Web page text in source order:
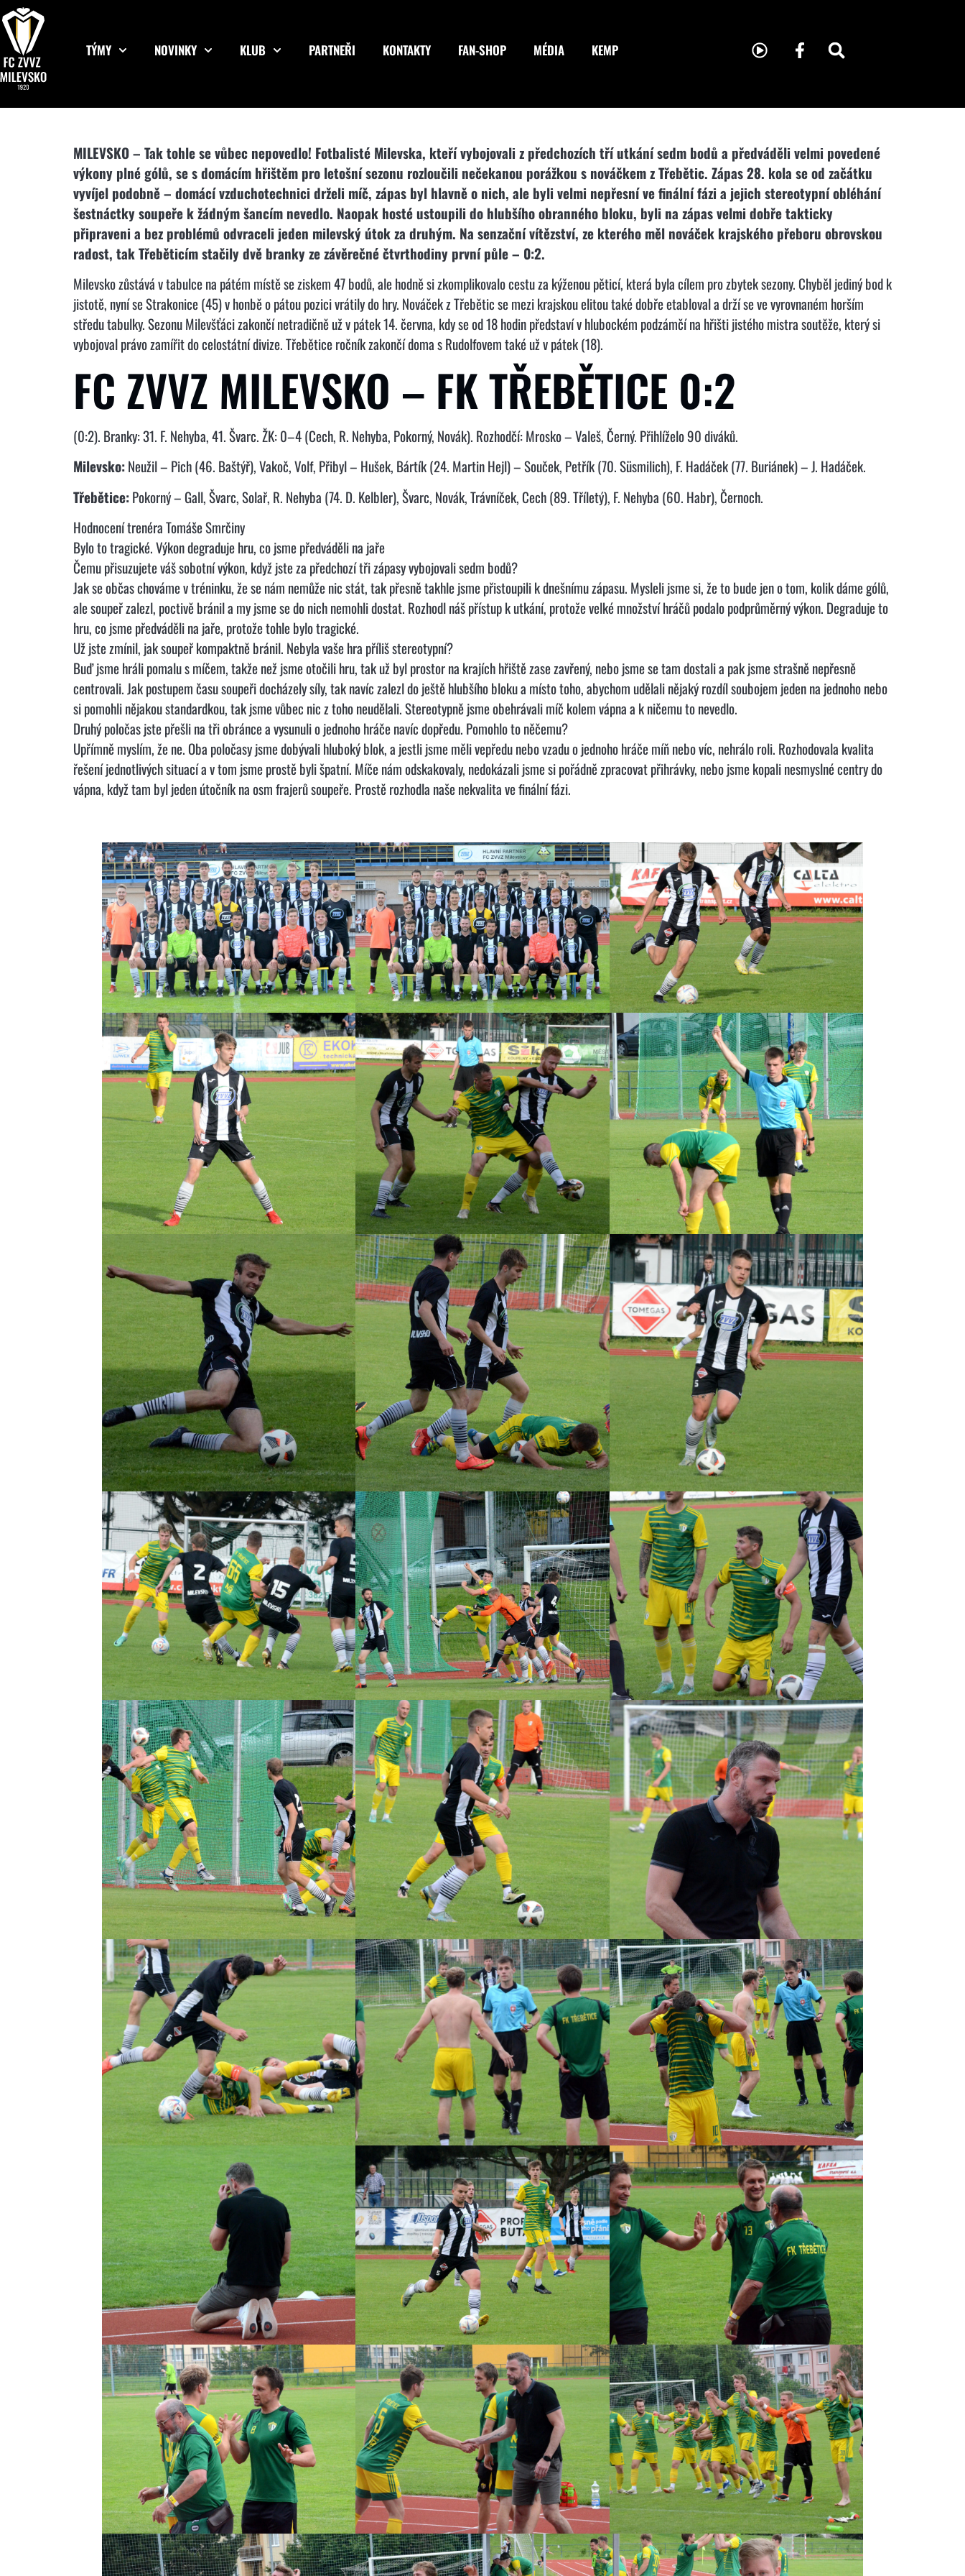
TÝMY NOVINKY KLUB PARTNEŘI KONTAKTY FAN-SHOP MÉDIA KEMP
MILEVSKO – Tak tohle se vůbec nepovedlo! Fotbalisté Milevska, kteří vybojovali z předchozích tří utkání sedm bodů a předváděli velmi povedené
výkony plné gólů, se s domácím hřištěm pro letošní sezonu rozloučili nečekanou porážkou s nováčkem z Třebětic. Zápas 28. kola se od začátku
vyvíjel podobně – domácí vzduchotechnici drželi míč, zápas byl hlavně o nich, ale byli velmi nepřesní ve finální fázi a jejich stereotypní obléhání
šestnáctky soupeře k žádným šancím nevedlo. Naopak hosté ustoupili do hlubšího obranného bloku, byli na zápas velmi dobře takticky
připraveni a bez problémů odvraceli jeden milevský útok za druhým. Na senzační vítězství, ze kterého měl nováček krajského přeboru obrovskou
radost, tak Třeběticím stačily dvě branky ze závěrečné čtvrthodiny první půle – 0:2.
Milevsko zůstává v tabulce na pátém místě se ziskem 47 bodů, ale hodně si zkomplikovalo cestu za kýženou pěticí, která byla cílem pro zbytek sezony. Chyběl jediný bod k
jistotě, nyní se Strakonice (45) v honbě o pátou pozici vrátily do hry. Nováček z Třebětic se mezi krajskou elitou také dobře etabloval a drží se ve vyrovnaném horším
středu tabulky. Sezonu Milevšťáci zakončí netradičně už v pátek 14. června, kdy se od 18 hodin představí v hlubockém podzámčí na hřišti jistého mistra soutěže, který si
vybojoval právo zamířit do celostátní divize. Třebětice ročník zakončí doma s Rudolfovem také už v pátek (18).
FC ZVVZ MILEVSKO – FK TŘEBĚTICE 0:2
(0:2). Branky: 31. F. Nehyba, 41. Švarc. ŽK: 0–4 (Cech, R. Nehyba, Pokorný, Novák). Rozhodčí: Mrosko – Valeš, Černý. Přihlíželo 90 diváků.
Milevsko:Neužil – Pich (46. Baštýř), Vakoč, Volf, Přibyl – Hušek, Bártík (24. Martin Hejl) – Souček, Petřík (70. Süsmilich), F. Hadáček (77. Buriánek) – J. Hadáček.
Třebětice:Pokorný – Gall, Švarc, Solař, R. Nehyba (74. D. Kelbler), Švarc, Novák, Trávníček, Cech (89. Tříletý), F. Nehyba (60. Habr), Černoch.
Hodnocení trenéra Tomáše Smrčiny
Bylo to tragické. Výkon degraduje hru, co jsme předváděli na jaře
Čemu přisuzujete váš sobotní výkon, když jste za předchozí tři zápasy vybojovali sedm bodů?
Jak se občas chováme v tréninku, že se nám nemůže nic stát, tak přesně takhle jsme přistoupili k dnešnímu zápasu. Mysleli jsme si, že to bude jen o tom, kolik dáme gólů,
ale soupeř zalezl, poctivě bránil a my jsme se do nich nemohli dostat. Rozhodl náš přístup k utkání, protože velké množství hráčů podalo podprůměrný výkon. Degraduje to
hru, co jsme předváděli na jaře, protože tohle bylo tragické.
Už jste zmínil, jak soupeř kompaktně bránil. Nebyla vaše hra příliš stereotypní?
Buď jsme hráli pomalu s míčem, takže než jsme otočili hru, tak už byl prostor na krajích hřiště zase zavřený, nebo jsme se tam dostali a pak jsme strašně nepřesně
centrovali. Jak postupem času soupeři docházely síly, tak navíc zalezl do ještě hlubšího bloku a místo toho, abychom udělali nějaký rozdíl soubojem jeden na jednoho nebo
si pomohli nějakou standardkou, tak jsme vůbec nic z toho neudělali. Stereotypně jsme obehrávali míč kolem vápna a k ničemu to nevedlo.
Druhý poločas jste přešli na tři obránce a vysunuli o jednoho hráče navíc dopředu. Pomohlo to něčemu?
Upřímně myslím, že ne. Oba poločasy jsme dobývali hluboký blok, a jestli jsme měli vepředu nebo vzadu o jednoho hráče míň nebo víc, nehrálo roli. Rozhodovala kvalita
řešení jednotlivých situací a v tom jsme prostě byli špatní. Míče nám odskakovaly, nedokázali jsme si pořádně zpracovat přihrávky, nebo jsme kopali nesmyslné centry do
vápna, když tam byl jeden útočník na osm frajerů soupeře. Prostě rozhodla naše nekvalita ve finální fázi.